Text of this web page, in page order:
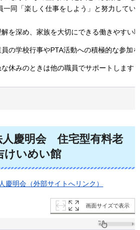
一同「楽しく仕事をしよう」と努力してい
を深め、家族を大切にできる働きやすい
の学校行事やPTA活動への積極的な参加
休みのときは他の職員でサポートします
慶明会 住宅型有料老
けいめい館
慶明会（外部サイトへリンク）
画面サイズで表示